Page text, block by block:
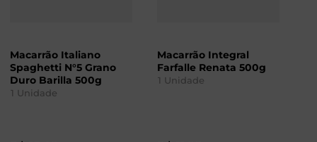
Macarrão Italiano
Spaghetti N°5 Grano
Duro Barilla 500g
1 Unidade
Macarrão Integral
Farfalle Renata 500g
1 Unidade